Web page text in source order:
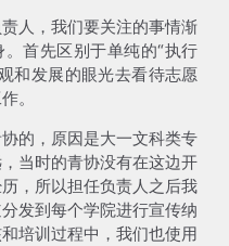
人，我们要关注的事情渐
首先区别于单纯的“执行
和发展的眼光去看待志愿
。
的，原因是大一文科类专
当时的青协没有在这边开
，所以担任负责人之后我
发到每个学院进行宣传纳
培训过程中，我们也使用